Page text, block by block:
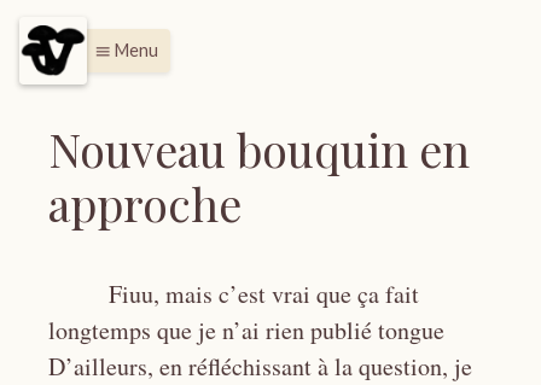
menu Menu
Nouveau bouquin en
approche
Fiuu, mais c’est vrai que ça fait
longtemps que je n’ai rien publié tongue
D’ailleurs, en réfléchissant à la question, je